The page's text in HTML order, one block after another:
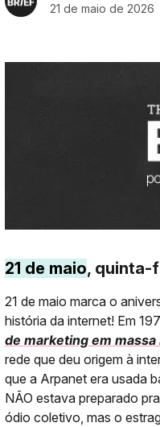
21 de maio de 2026
21 de maio, quinta-
21 de maio marca o
história da internet! Em
de marketing em massa
rede que deu origem à
que a Arpanet era usada
NÃO estava preparado
ódio coletivo, mas o